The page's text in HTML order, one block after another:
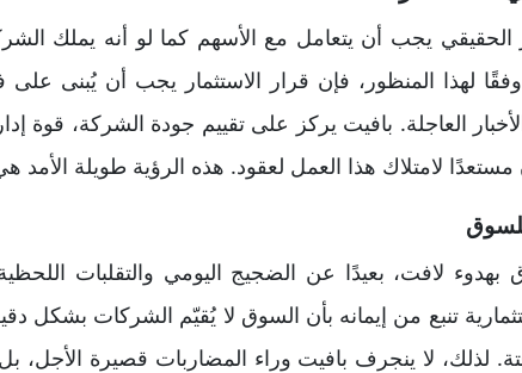
يجب أن يتعامل مع الأسهم كما لو أنه يملك
لهذا المنظور، فإن قرار الاستثمار يجب أن يُبنى
العاجلة. بافيت يركز على تقييم جودة الشركة، قوة
مستعدًا لامتلاك هذا العمل لعقود. هذه الرؤية طويلة
لافت، بعيدًا عن الضجيج اليومي والتقلبات اللحظية
تنبع من إيمانه بأن السوق لا يُقيّم الشركات بشكل
لذلك، لا ينجرف بافيت وراء المضاربات قصيرة الأجل،